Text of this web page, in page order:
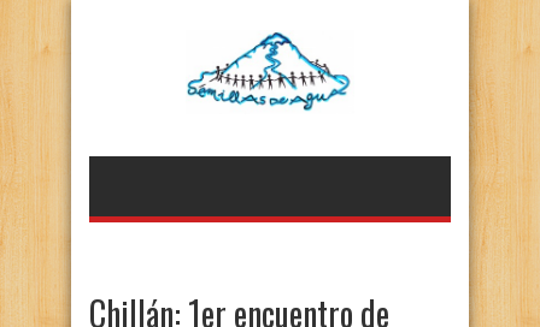
Chillán: 1er encuentro de